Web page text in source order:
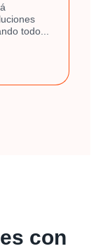
todo...
con